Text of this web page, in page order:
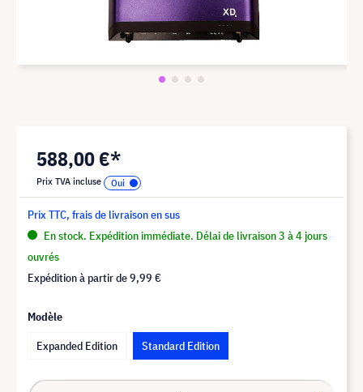
588,00 €*
Prix TVA incluse
Prix TTC, frais de livraison en sus
En stock. Expédition immédiate. Délai de livraison 3 à 4 jours
ouvrés
Expédition à partir de9,99 €
Modèle
Expanded Edition
Standard Edition